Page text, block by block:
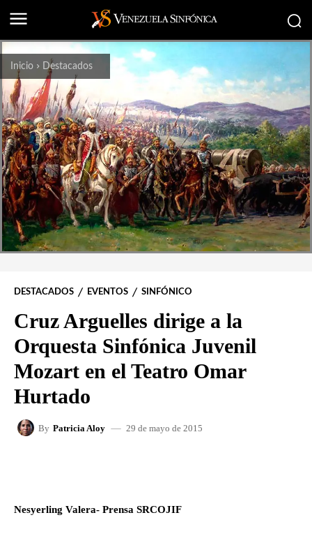
Inicio Destacados
DESTACADOS EVENTOS SINFÓNICO
Cruz Arguelles dirige a la
Orquesta Sinfónica Juvenil
Mozart en el Teatro Omar
Hurtado
By Patricia Aloy 29 de mayo de 2015
Nesyerling Valera- Prensa SRCOJIF